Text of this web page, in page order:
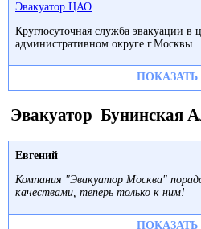
Эвакуатор ЦАО
Круглосуточная служба эвакуации в
административном округе г.Москвы
ПОКАЗАТЬ
Эвакуатор Бунинская
Евгений
Компания "Эвакуатор Москва"
качествами, теперь только к ним!
ПОКАЗАТЬ